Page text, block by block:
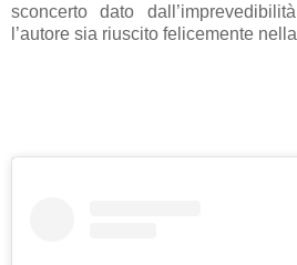
sconcerto dato
l’autore sia riuscito felicemente